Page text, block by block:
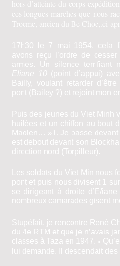
hors d’atteinte du corps
ces longues marches que nous
Trocme, ancien du Be Choc,.ci-
17h30 le 7 mai 1954, cela
avons reçu l’ordre de
armes. Un silence terrifiant
Eliane 10 (point d’appui)
Bailly, voulant retarder
pont (Bailey ?) et rejoint mon
Puis des jeunes du Viet Minh
huilées et un chiffon au bout
Maolen… » 1. Je passe
est debout devant son
direction nord (Torpilleur).
Les soldats du Viet Min nous
pont et puis nous divisent 1
se dirigeant à droite d’E/iane
nombreux camarades gisent
Stupéfait, je rencontre René
du 4e RTM et que je n’avais
classes à Taza en 1947. «
lui demande. Il descendait des